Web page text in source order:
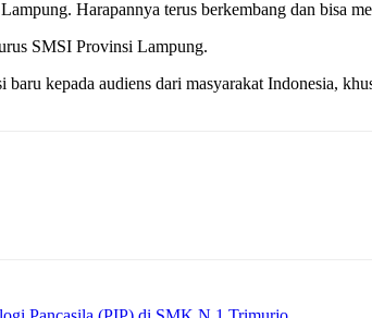
Harapannya terus berkembang dan bisa
SMSI Provinsi Lampung.
kepada audiens dari masyarakat Indonesia,